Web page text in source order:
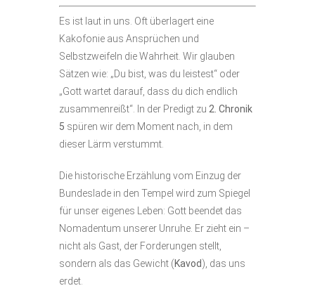
Es ist laut in uns. Oft überlagert eine
Kakofonie aus Ansprüchen und
Selbstzweifeln die Wahrheit. Wir glauben
Sätzen wie: „Du bist, was du leistest“ oder
„Gott wartet darauf, dass du dich endlich
zusammenreißt“. In der Predigt zu 2. Chronik
5 spüren wir dem Moment nach, in dem
dieser Lärm verstummt.
Die historische Erzählung vom Einzug der
Bundeslade in den Tempel wird zum Spiegel
für unser eigenes Leben: Gott beendet das
Nomadentum unserer Unruhe. Er zieht ein –
nicht als Gast, der Forderungen stellt,
sondern als das Gewicht (Kavod), das uns
erdet.